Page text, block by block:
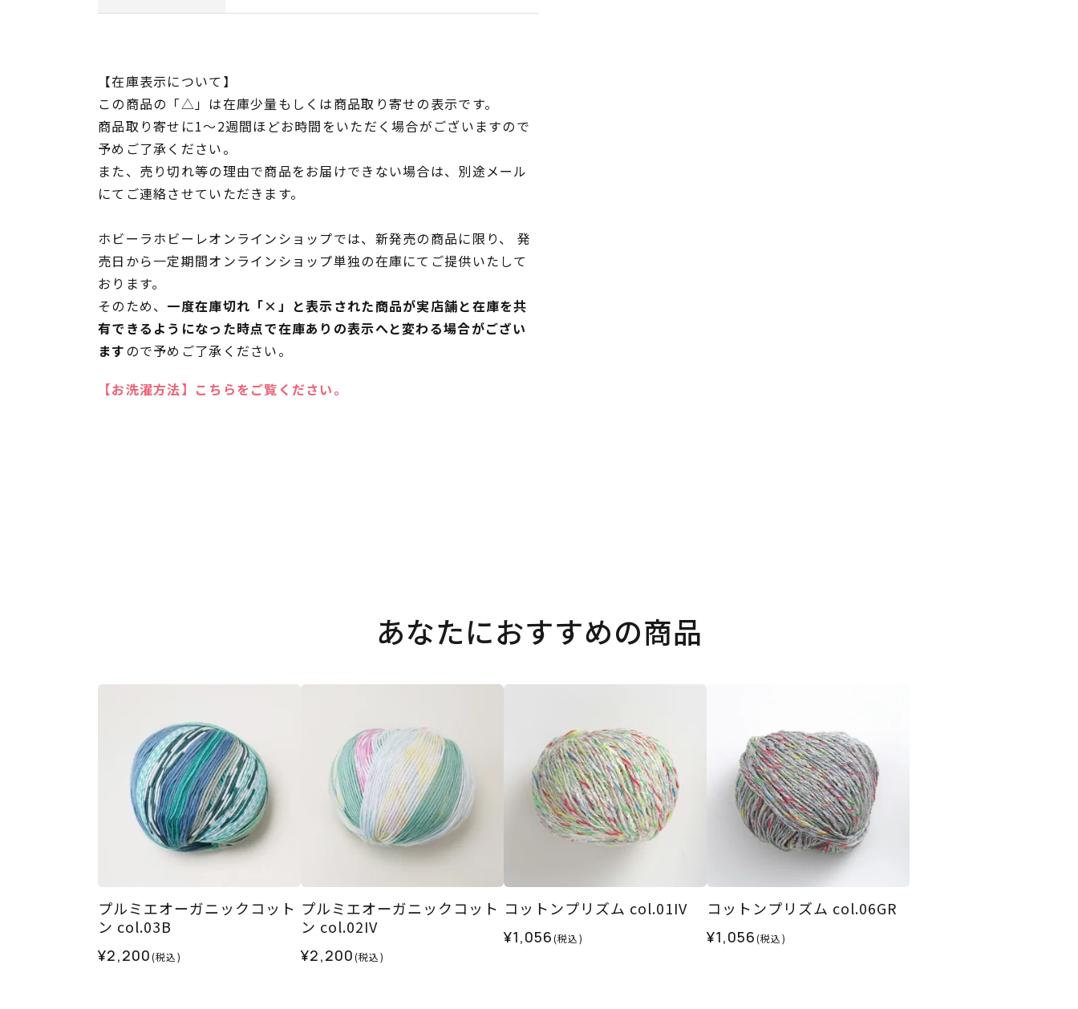
【在庫表示について】
この商品の「△」は在庫少量もしくは商品取り寄せの表示です。
商品取り寄せに1～2週間ほどお時間をいただく場合がございますので
予めご了承ください。
また、売り切れ等の理由で商品をお届けできない場合は、別途メール
にてご連絡させていただきます。
ホビーラホビーレオンラインショップでは、新発売の商品に限り、 発
売日から一定期間オンラインショップ単独の在庫にてご提供いたして
おります。
そのため、 一度在庫切れ「×」と表示された商品が実店舗と在庫を共
有できるようになった時点で在庫ありの表示へと変わる場合がござい
ますので予めご了承ください。
【お洗濯方法】こちらをご覧ください。
あなたにおすすめの商品
プルミエオーガニックコット
ン col.03B
¥2,200(税込)
プルミエオーガニックコット
ン col.02IV
¥2,200(税込)
コットンプリズム col.01IV
¥1,056(税込)
コットンプリズム col.06GR
¥1,056(税込)